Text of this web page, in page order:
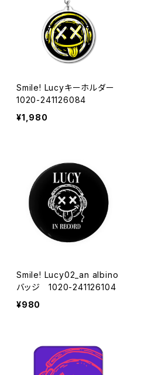
Smile! Lucyキーホルダー
1020-241126084
¥1,980
Smile! Lucy02_an albino
バッジ 1020-241126104
¥980